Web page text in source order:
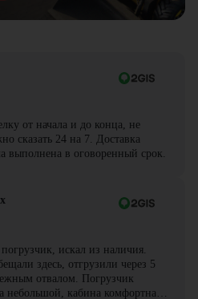
от начала и до конца, не
сказать 24 на 7. Доставка
выполнена в оговоренный срок.
искал из наличия.
здесь, отгрузили через 5
отвалом. Погрузчик
небольшой, кабина комфортная,